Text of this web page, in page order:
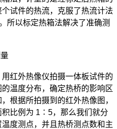
试件的热流，克服了热流计法
所以标定热箱法解决了准确测
红外热像仪拍摄一体板试件的
温度分布，确定热桥的影响区
根据所拍摄到的红外热像图，
比例为 1∶5，那么我们就分
度测点，并且热桥测点数和主